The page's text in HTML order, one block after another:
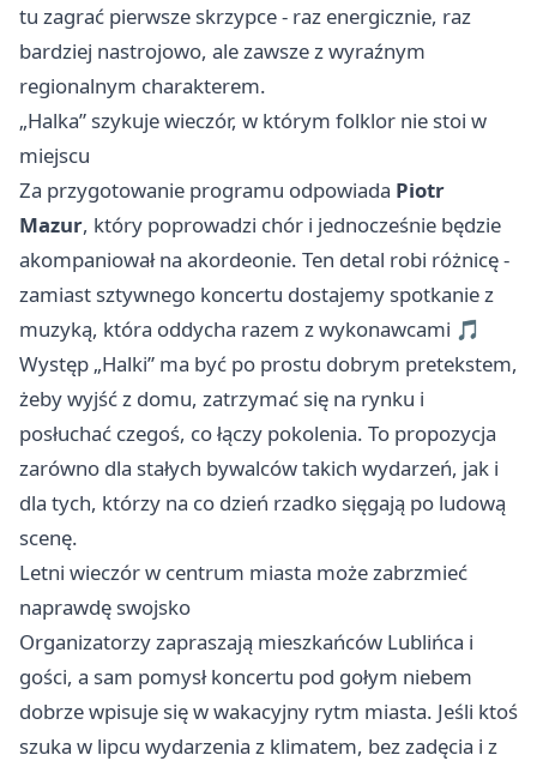
tu zagrać pierwsze skrzypce - raz energicznie, raz
bardziej nastrojowo, ale zawsze z wyraźnym
regionalnym charakterem.
„Halka” szykuje wieczór, w którym folklor nie stoi w
miejscu
Za przygotowanie programu odpowiada Piotr
Mazur, który poprowadzi chór i jednocześnie będzie
akompaniował na akordeonie. Ten detal robi różnicę -
zamiast sztywnego koncertu dostajemy spotkanie z
muzyką, która oddycha razem z wykonawcami 🎵
Występ „Halki” ma być po prostu dobrym pretekstem,
żeby wyjść z domu, zatrzymać się na rynku i
posłuchać czegoś, co łączy pokolenia. To propozycja
zarówno dla stałych bywalców takich wydarzeń, jak i
dla tych, którzy na co dzień rzadko sięgają po ludową
scenę.
Letni wieczór w centrum miasta może zabrzmieć
naprawdę swojsko
Organizatorzy zapraszają mieszkańców Lublińca i
gości, a sam pomysł koncertu pod gołym niebem
dobrze wpisuje się w wakacyjny rytm miasta. Jeśli ktoś
szuka w lipcu wydarzenia z klimatem, bez zadęcia i z